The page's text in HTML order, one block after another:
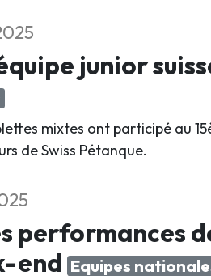
junior
mixtes ont participé au
de Swiss Pétanque.
performances
end Equipes